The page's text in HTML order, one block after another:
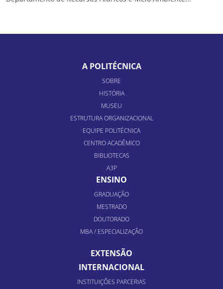
A POLITÉCNICA
SOBRE
HISTÓRIA
MUSEU
ESTRUTURA ORGANIZACIONAL
EQUIPE POLITÉCNICA
CENTRO ACADÊMICO
BIBLIOTECAS
A3P
ENSINO
GRADUAÇÃO
MESTRADO
DOUTORADO
MBA / ESPECIALIZAÇÃO
EXTENSÃO
INTERNACIONAL
INSTITUIÇÕES PARCERIAS